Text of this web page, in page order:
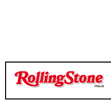
TEMPO DI LETTURA 3 MINUTI
TEMPO DI LETTURA 3 MINUTI